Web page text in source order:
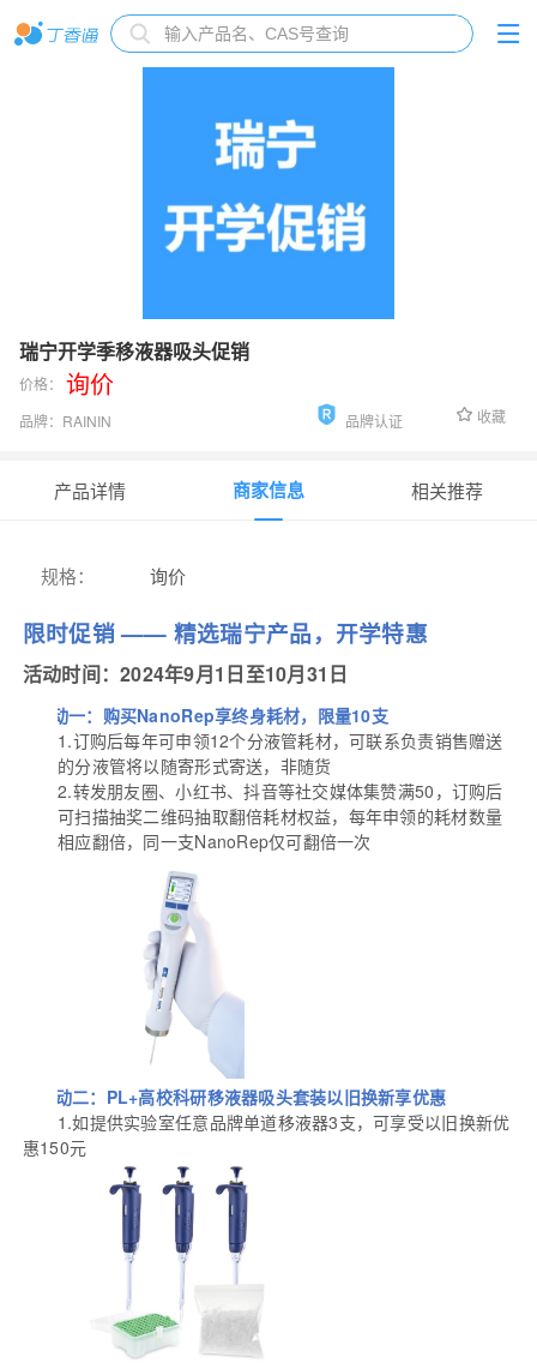
瑞宁开学季移液器吸头促销
价格： 询价
品牌： RAININ 品牌认证 收藏
产品详情 商家信息 相关推荐
规格： 询价
限时促销 —— 精选瑞宁产品，开学特惠
活动时间：2024年9月1日至10月31日
活动一：购买NanoRep享终身耗材，限量10支
1.订购后每年可申领12个分液管耗材，可联系负责销售赠送
的分液管将以随寄形式寄送，非随货
2.转发朋友圈、小红书、抖音等社交媒体集赞满50，订购后
可扫描抽奖二维码抽取翻倍耗材权益，每年申领的耗材数量
相应翻倍，同一支NanoRep仅可翻倍一次
活动二：PL+高校科研移液器吸头套装以旧换新享优惠
1.如提供实验室任意品牌单道移液器3支，可享受以旧换新优
惠150元